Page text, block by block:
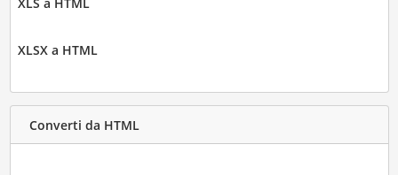
XLS a HTML
XLSX a HTML
Converti da HTML